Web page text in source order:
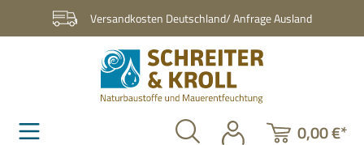
Zum Hauptinhalt springenVersandkosten Deutschland/ Anfrage Ausland
0,00 €*